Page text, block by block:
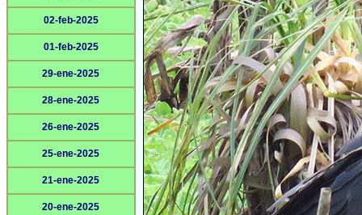
02-feb-2025
01-feb-2025
29-ene-2025
28-ene-2025
26-ene-2025
25-ene-2025
21-ene-2025
20-ene-2025